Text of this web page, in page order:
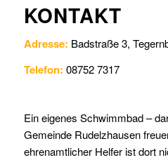
KONTAKT
Adresse: Badstraße 3,
Telefon: 08752 7317
Ein eigenes Schwimmbad –
Gemeinde Rudelzhausen
ehrenamtlicher Helfer ist dort